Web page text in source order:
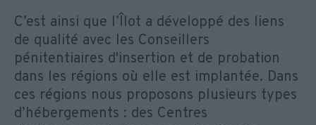
C’est ainsi que l’Îlot a développé des liens
de qualité avec les Conseillers
pénitentiaires d'insertion et de probation
dans les régions où elle est implantée. Dans
ces régions nous proposons plusieurs types
d’hébergements : des Centres